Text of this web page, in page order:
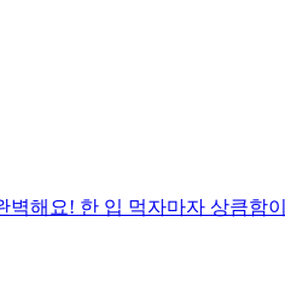
해요! 한 입 먹자마자 상큼함